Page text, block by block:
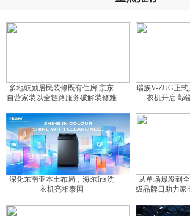
多地鼓励居民装修既有住房 京东
自营家装以全链路服务破解装修难
瑞族V-ZUG正
衣机开启高
深化东南亚本土布局，海尔Iris洗
衣机亮相泰国
从单场爆发到
级品牌日助力家